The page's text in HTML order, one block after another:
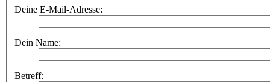
Deine E-Mail-Adresse:
Dein Name:
Betreff: